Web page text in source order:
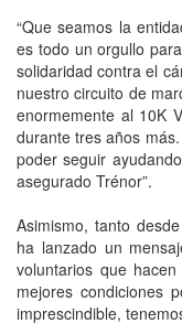
“Que seamos la
es todo un orgullo
solidaridad contra el
nuestro circuito de
enormemente al 10K
durante tres años
poder seguir
asegurado Trénor”.
Asimismo, tanto
ha lanzado un
voluntarios que
mejores condiciones
imprescindible,